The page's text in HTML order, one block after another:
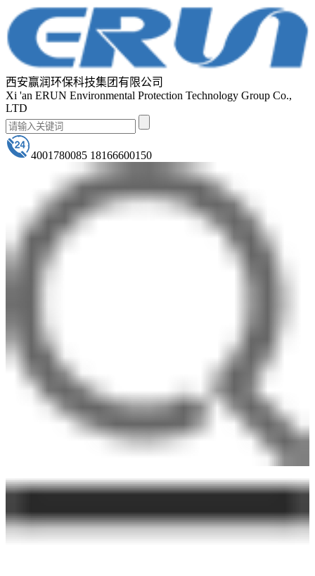
西安赢润环保科技集团有限公司
Xi 'an ERUN Environmental Protection Technology Group Co.,
LTD
4001780085 18166600150